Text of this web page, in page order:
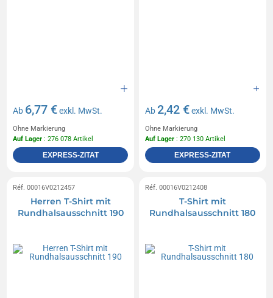
Ab 6,77 €exkl. MwSt.
Ohne Markierung
Auf Lager : 276 078 Artikel
EXPRESS-ZITAT
Ab2,42 €exkl. MwSt.
Ohne Markierung
Auf Lager : 270 130 Artikel
EXPRESS-ZITAT
Réf. 00016V0212457
Herren T-Shirt mit
Rundhalsausschnitt 190
Réf. 00016V0212408
T-Shirt mit
Rundhalsausschnitt 180